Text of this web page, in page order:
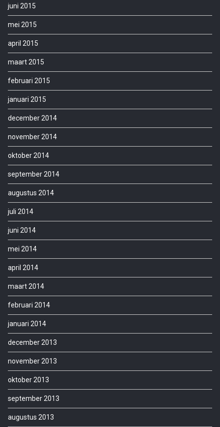
juni 2015
mei 2015
april 2015
maart 2015
februari 2015
januari 2015
december 2014
november 2014
oktober 2014
september 2014
augustus 2014
juli 2014
juni 2014
mei 2014
april 2014
maart 2014
februari 2014
januari 2014
december 2013
november 2013
oktober 2013
september 2013
augustus 2013